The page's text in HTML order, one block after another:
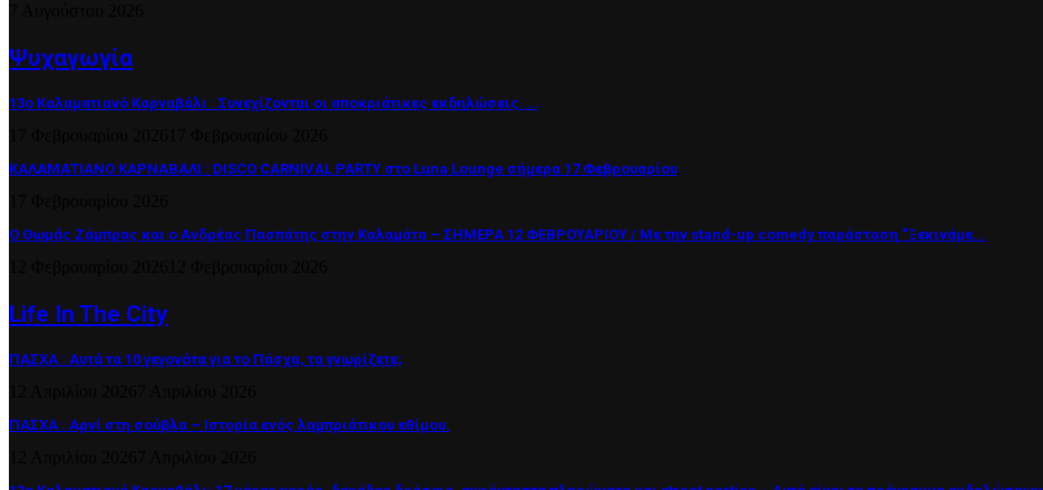
Ψυχαγωγία
13ο Καλαματιανό Καρναβάλι : Συνεχίζονται οι αποκριάτικες εκδηλώσεις ….
ΚΑΛΑΜΑΤΙΑΝΟ ΚΑΡΝΑΒΑΛΙ : DISCO CARNIVAL PARTY στο Luna Lounge σήμερα 17 Φεβρουαρίου
Ο Θωμάς Ζάμπρας και ο Ανδρέας Πασπάτης στην Καλαμάτα – ΣΗΜΕΡΑ 12 ΦΕΒΡΟΥΑΡΙΟΥ / Με την stand-up comedy παράσταση “Ξεκινάμε...
Life In The City
ΠΑΣΧΑ : Αυτά τα 10 γεγονότα για το Πάσχα, τα γνωρίζετε;
ΠΑΣΧΑ : Αρνί στη σούβλα – Ιστορία ενός λαμπριάτικου εθίμου.